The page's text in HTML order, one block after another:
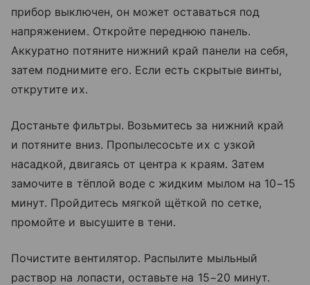
прибор выключен, он может оставаться под
напряжением. Откройте переднюю панель.
Аккуратно потяните нижний край панели на себя,
затем поднимите его. Если есть скрытые винты,
открутите их.
Достаньте фильтры. Возьмитесь за нижний край
и потяните вниз. Пропылесосьте их с узкой
насадкой, двигаясь от центра к краям. Затем
замочите в тёплой воде с жидким мылом на 10−15
минут. Пройдитесь мягкой щёткой по сетке,
промойте и высушите в тени.
Почистите вентилятор. Распылите мыльный
раствор на лопасти, оставьте на 15−20 минут.